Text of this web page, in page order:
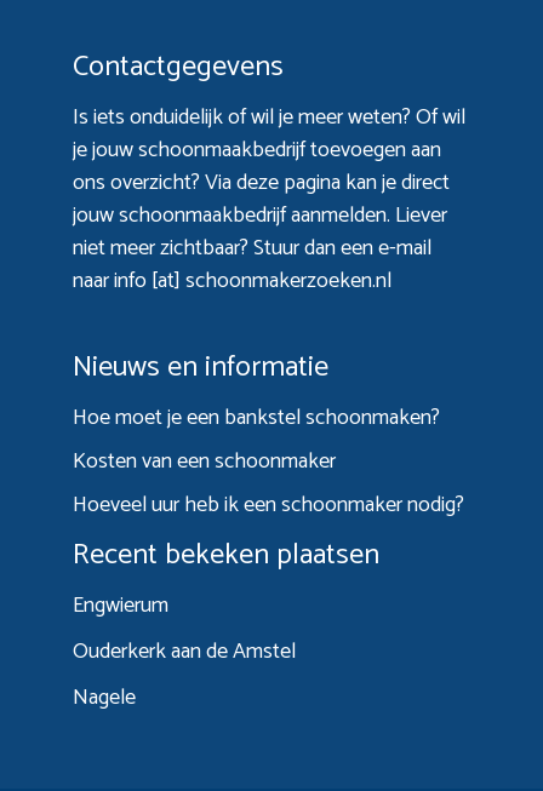
Contactgegevens
Is iets onduidelijk of wil je meer weten? Of wil
je jouw schoonmaakbedrijf toevoegen aan
ons overzicht? Viadeze paginakan je direct
jouw schoonmaakbedrijf aanmelden. Liever
niet meer zichtbaar? Stuur dan een e-mail
naar info [at] schoonmakerzoeken.nl
Nieuws en informatie
Hoe moet je een bankstel schoonmaken?
Kosten van een schoonmaker
Hoeveel uur heb ik een schoonmaker nodig?
Recent bekeken plaatsen
Engwierum
Ouderkerk aan de Amstel
Nagele